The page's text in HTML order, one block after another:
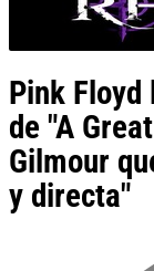
Pink Floyd
de "A
Gilmour
y directa"